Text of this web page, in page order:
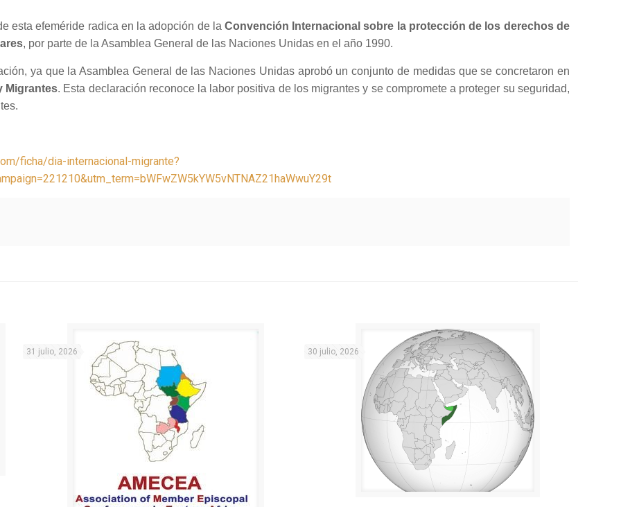
esta efeméride radica en la adopción de laConvención Internacional sobre la protección de los derechos de
, por parte de la Asamblea General de las Naciones Unidas en el año 1990.
ya que la Asamblea General de las Naciones Unidas aprobó un conjunto de medidas que se concretaron en
Migrantes. Esta declaración reconoce la labor positiva de los migrantes y se compromete a proteger su seguridad,
ficha/dia-internacional-migrante?
31 julio, 2026 30 julio, 2026